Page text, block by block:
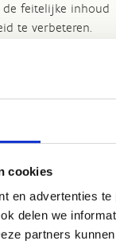
cookies
en advertenties
delen we
partners
de feitelijke inhoud
te verbeteren.​
bij de